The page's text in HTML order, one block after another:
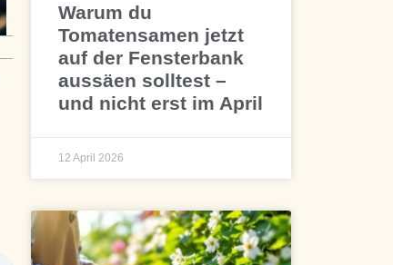
Warum du
Tomatensamen jetzt
auf der Fensterbank
aussäen solltest –
und nicht erst im April
12 April 2026